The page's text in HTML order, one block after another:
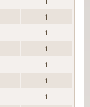
1
1
1
1
1
1